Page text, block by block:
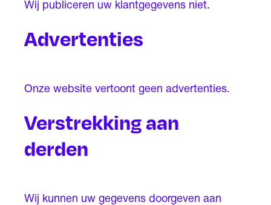
Wij publiceren uw klantgegevens niet.
Advertenties
Onze website vertoont geen advertenties.
Verstrekking aan
derden
Wij kunnen uw gegevens doorgeven aan